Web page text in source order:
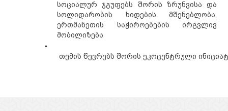
სოციალურ ჯგუფებს შორის ზრუნვისა და
სოლიდარობის ხიდების მშენებლობა,
ერთმანეთის საჭიროებების ირგვლივ
მობილიზება
▪
თემის წევრებს შორის ეკოცენტრული